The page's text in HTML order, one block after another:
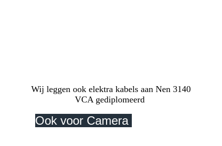
Wij leggen ook elektra kabels aan Nen 3140
VCA gediplomeerd
Ook voor Camera